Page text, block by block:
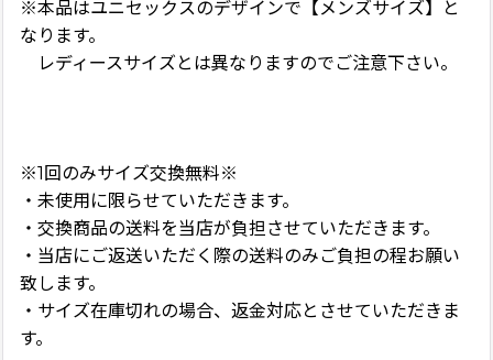
※本品はユニセックスのデザインで【メンズサイズ】と
なります。
レディースサイズとは異なりますのでご注意下さい。
※1回のみサイズ交換無料※
・未使用に限らせていただきます。
・交換商品の送料を当店が負担させていただきます。
・当店にご返送いただく際の送料のみご負担の程お願い
致します。
・サイズ在庫切れの場合、返金対応とさせていただきま
す。